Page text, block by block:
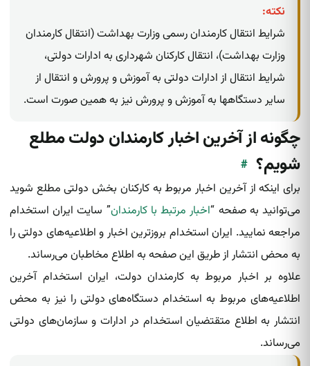
نکته:
شرایط انتقال کارمندان رسمی وزارت بهداشت (انتقال کارمندان
وزارت بهداشت)، انتقال کارکنان شهرداری به ادارات دولتی،
شرایط انتقال از ادارات دولتی به آموزش و پرورش و انتقال از
سایر دستگاهها به آموزش و پرورش نیز به همین صورت است.
چگونه از آخرین اخبار کارمندان دولت مطلع
شویم؟ #
برای اینکه از آخرین اخبار مربوط به کارکنان بخش دولتی مطلع شوید
می‌توانید به صفحه “اخبار مرتبط با کارمندان” سایت ایران استخدام
مراجعه نمایید. ایران استخدام بروزترین اخبار و اطلاعیه‌های دولتی را
به محض انتشار از طریق این صفحه به اطلاع مخاطبان می‌رساند.
علاوه بر اخبار مربوط به کارمندان دولت، ایران استخدام آخرین
اطلاعیه‌های مربوط به استخدام دستگاه‌های دولتی را نیز به محض
انتشار به اطلاع متقتضیان استخدام در ادارات و سازمان‌های دولتی
می‌رساند.